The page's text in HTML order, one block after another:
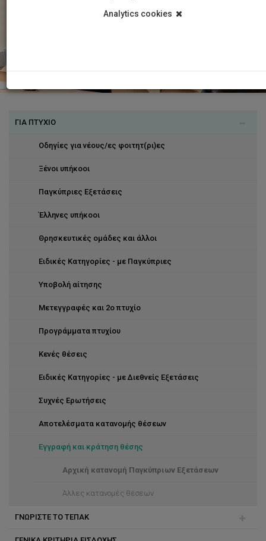
ΓΙΑ ΠΤΥΧΙΟ
Οδηγίες για νέους/ες φοιτητ(ρι)ες
Ξένοι υπήκοοι
Παγκύπριες Εξετάσεις
Έλληνες υπήκοοι
Θρησκευτικές ομάδες και άλλοι
Ειδικές Κατηγορίες - με Παγκύπριες
Υποβολή αίτησης
Μετεγγραφές και 2ο πτυχίο
Προγράμματα πτυχίου
Κενές θέσεις
Ειδικές Κατηγορίες - με Διεθνείς Εξετάσεις
Συχνές Ερωτήσεις
Αποτελέσματα κατανομής θέσεων
Eγγραφή και κράτηση θέσης
Αρχική κατανομή Παγκύπριων Εξετάσεων
Άλλες κατανομές θέσεων
ΓΝΩΡΙΣΤΕ ΤΟ ΤΕΠΑΚ
Analytics cookies